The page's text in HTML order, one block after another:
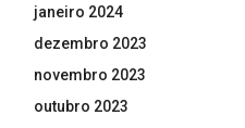
janeiro 2024
dezembro 2023
novembro 2023
outubro 2023